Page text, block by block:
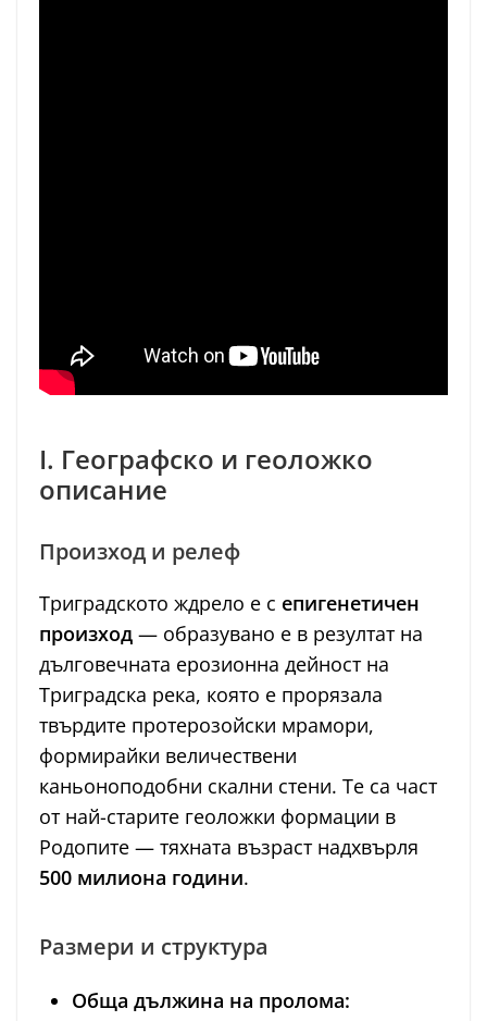
I. Географско и геоложко
описание
Произход и релеф
Триградското ждрело е с епигенетичен
произход — образувано е в резултат на
дълговечната ерозионна дейност на
Триградска река, която е прорязала
твърдите протерозойски мрамори,
формирайки величествени
каньоноподобни скални стени. Те са част
от най-старите геоложки формации в
Родопите — тяхната възраст надхвърля
500 милиона години.
Размери и структура
Обща дължина на пролома: